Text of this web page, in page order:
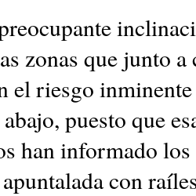
zonas que junto
el riesgo
puesto que
han informado
con